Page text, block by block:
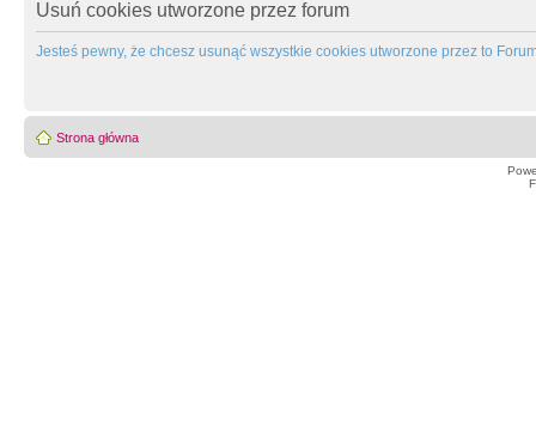
Usuń cookies utworzone przez forum
Jesteś pewny, że chcesz usunąć wszystkie cookies utworzone przez to
Strona główna